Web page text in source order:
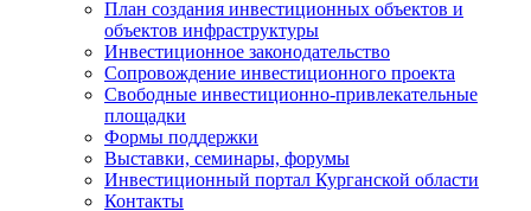
План создания инвестиционных объектов и
объектов инфраструктуры
Инвестиционное законодательство
Сопровождение инвестиционного проекта
Свободные инвестиционно-привлекательные
площадки
Формы поддержки
Выставки, семинары, форумы
Инвестиционный портал Курганской области
Контакты